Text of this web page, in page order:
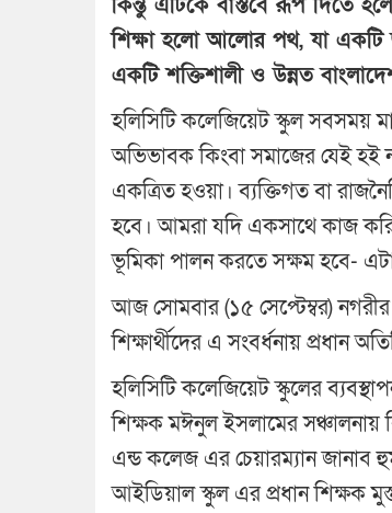
শিক্ষা হলো আলোর পথ, যা একটি
একটি শক্তিশালী ও উন্নত
হলিসিটি কলেজিয়েট স্কুল সবসময়
অভিভাবক কিংবা সমাজের যেই হই
একত্রিত হওয়া। ব্যক্তিগত বা
হবে। আমরা যদি একসাথে কাজ
ভূমিকা পালন করতে সক্ষম হবে-
আজ সোমবার (১৫ সেপ্টেম্বর) নগরীর
শিক্ষার্থীদের এ সংবর্ধনায় প্রধান
হলিসিটি কলেজিয়েট স্কুলের
শিক্ষক মঈনুল ইসলামের সঞ্চালনায়
এন্ড কলেজ এর চেয়ারম্যান জানাব
আইডিয়াল স্কুল এর প্রধান শিক্ষক